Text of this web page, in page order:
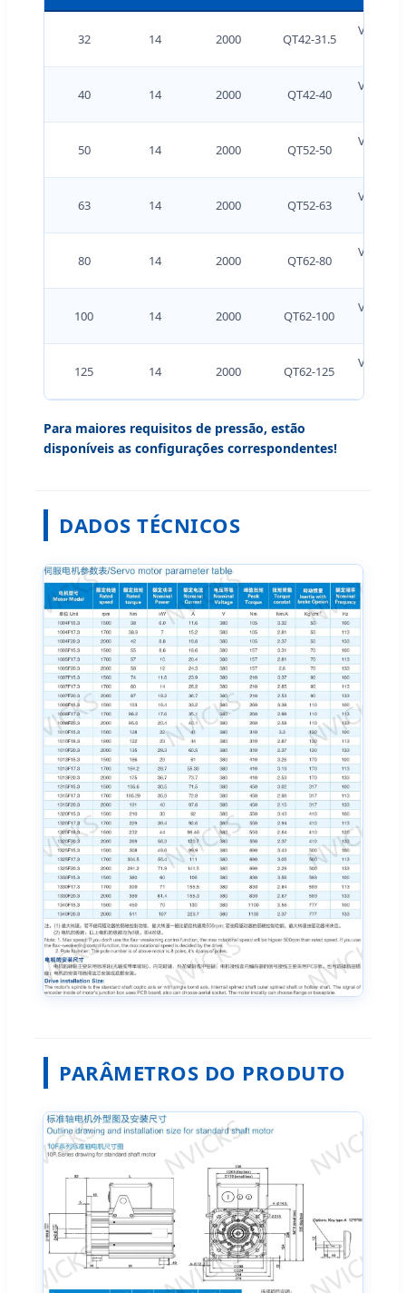
32 14 2000 QT42-31.5
40 14 2000 QT42-40
50 14 2000 QT52-50
63 14 2000 QT52-63
80 14 2000 QT62-80
100 14 2000 QT62-100
125 14 2000 QT62-125
Para maiores requisitos de pressão, estão
disponíveis as configurações correspondentes!
DADOS TÉCNICOS
PARÂMETROS DO PRODUTO